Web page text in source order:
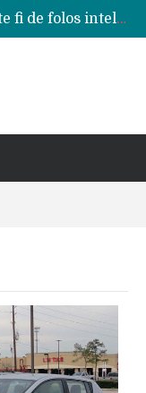
Tipuri de polizoare de care este nevoie intr-un atelier
Cele mai bune smartphone-uri lansate in anul 2024